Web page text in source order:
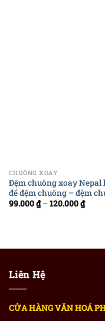
CHUÔNG XOAY
Đệm chuông xoay
đế đệm chuông – đệm
99.000₫–120.000₫
Liên Hệ
CỬA HÀNG VĂN HOÁ